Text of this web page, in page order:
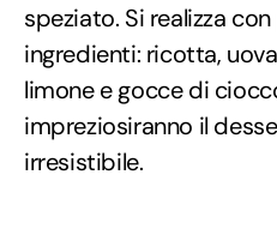
speziato. Si realizza
ingredienti: ricotta,
limone e gocce di
impreziosiranno il
irresistibile.